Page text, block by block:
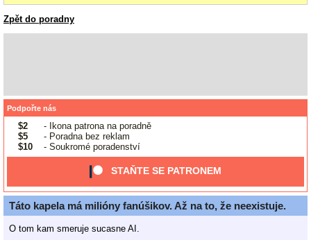
Zpět do poradny
Podpořte nás
$2
- Ikona patrona na poradně
$5
- Poradna bez reklam
$10
- Soukromé poradenství
STAŇTE SE PATRONEM
Táto kapela má milióny fanúšikov. Až na to, že neexistuje.
O tom kam smeruje sucasne AI.